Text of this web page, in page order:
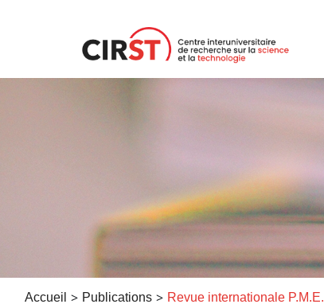
Accueil > Publications > Revue internationale P.M.E.